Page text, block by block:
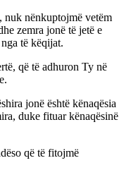
nuk nënkuptojmë vetëm
zemra jonë të jetë e
të këqijat.
që të adhuron Ty në
jonë është kënaqësia
duke fituar kënaqësinë
që të fitojmë